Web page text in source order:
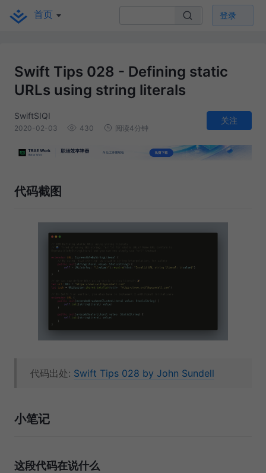
首页 登录
Swift Tips 028 - Defining static
URLs using string literals
SwiftSIQI
2020-02-03 430 阅读4分钟
关注
代码截图
代码出处: Swift Tips 028 by John Sundell
小笔记
这段代码在说什么